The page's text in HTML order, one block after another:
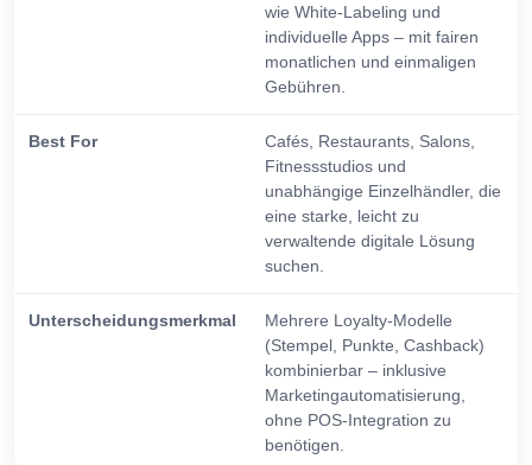
wie White-Labeling und
individuelle Apps – mit fairen
monatlichen und einmaligen
Gebühren.
Best For
Cafés, Restaurants, Salons,
Fitnessstudios und
unabhängige Einzelhändler, die
eine starke, leicht zu
verwaltende digitale Lösung
suchen.
Unterscheidungsmerkmal
Mehrere Loyalty-Modelle
(Stempel, Punkte, Cashback)
kombinierbar – inklusive
Marketingautomatisierung,
ohne POS-Integration zu
benötigen.